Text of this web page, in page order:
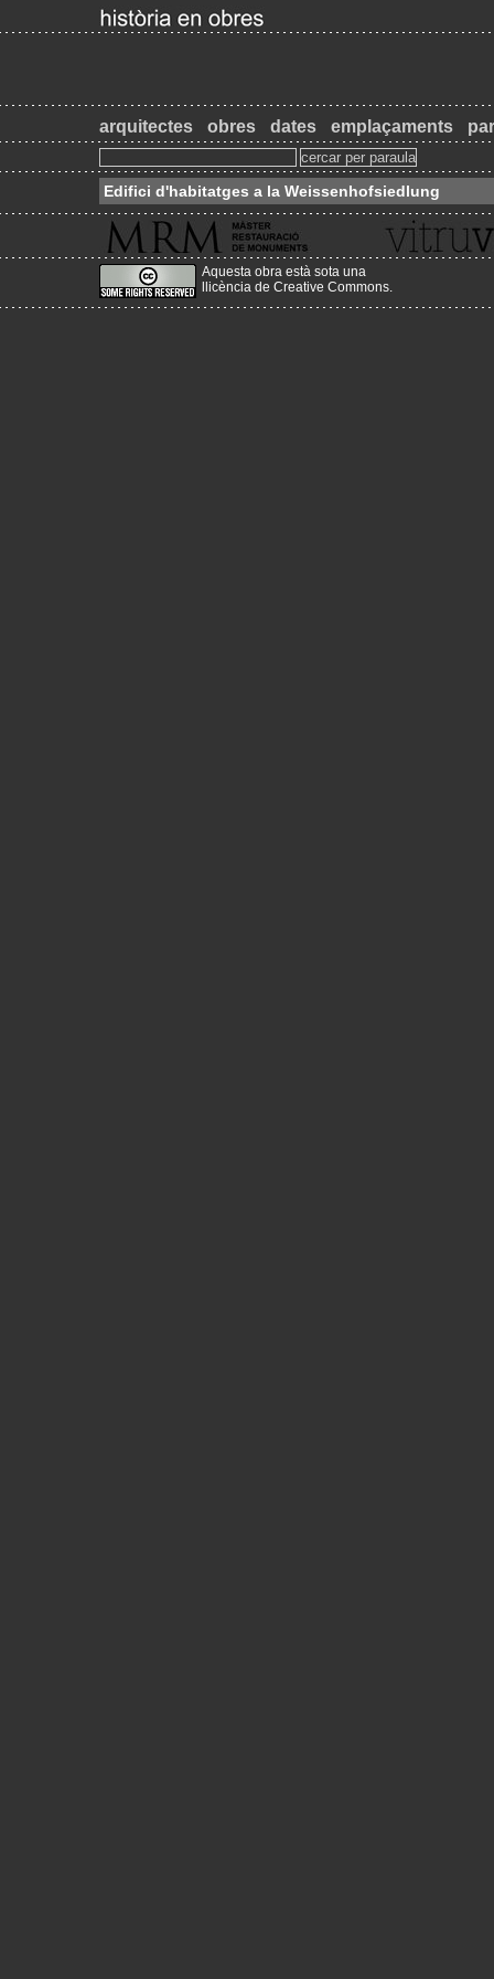
arquitectes obres dates emplaçaments
Edifici d'habitatges a la Weissenhofsiedlung
Aquesta obra està sota una
llicència de Creative Commons.